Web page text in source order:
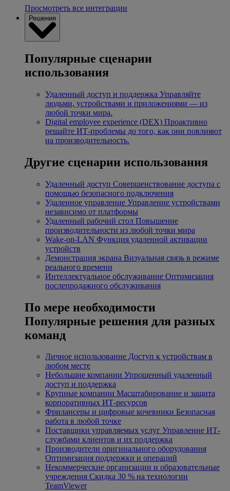
Просмотреть все интеграции
Решения
Популярные сценарии
использования
Удаленный доступ и поддержка Управляйте
людьми, устройствами и приложениями — из
любой точки мира.
Digital employee experience (DEX) Проактивно
решайте ИТ-проблемы до того, как они повлияют
на производительность.
Другие сценарии использования
Удаленный доступ Совершенствование доступа с
помощью безопасного подключения
Удаленное управление Управление устройствами
независимо от платформы
Удаленный рабочий стол Повышение
производительности из любой точки мира
Wake-on-LAN Функция удаленной активации
устройств
Демонстрация экрана Визуальная связь в режиме
реального времени
Интеллектуальное обслуживание Оптимизация
послепродажного обслуживания
По мере необходимости
Популярные решения для разных
команд
Личное использование Доступ к устройствам в
любом месте
Небольшие компании Упрощенный удаленный
доступ и поддержка
Крупные компании Масштабирование и защита
корпоративных ИТ-ресурсов
Фрилансеры и цифровые кочевники Безопасная
работа в любой точке
Поставщики управляемых услуг Управление ИТ-
службами клиентов и их поддержка
Производители оригинального оборудования
Оптимизация поддержки и операций
Некоммерческие организации и образовательные
учреждения Скидка 30 % на технологии
TeamViewer